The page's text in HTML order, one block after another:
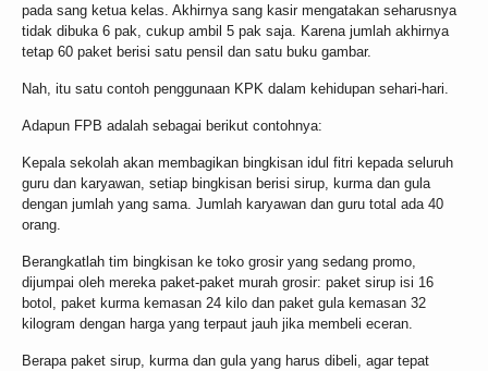
pada sang ketua kelas. Akhirnya sang kasir mengatakan seharusnya
tidak dibuka 6 pak, cukup ambil 5 pak saja. Karena jumlah akhirnya
tetap 60 paket berisi satu pensil dan satu buku gambar.
Nah, itu satu contoh penggunaan KPK dalam kehidupan sehari-hari.
Adapun FPB adalah sebagai berikut contohnya:
Kepala sekolah akan membagikan bingkisan idul fitri kepada seluruh
guru dan karyawan, setiap bingkisan berisi sirup, kurma dan gula
dengan jumlah yang sama. Jumlah karyawan dan guru total ada 40
orang.
Berangkatlah tim bingkisan ke toko grosir yang sedang promo,
dijumpai oleh mereka paket-paket murah grosir: paket sirup isi 16
botol, paket kurma kemasan 24 kilo dan paket gula kemasan 32
kilogram dengan harga yang terpaut jauh jika membeli eceran.
Berapa paket sirup, kurma dan gula yang harus dibeli, agar tepat